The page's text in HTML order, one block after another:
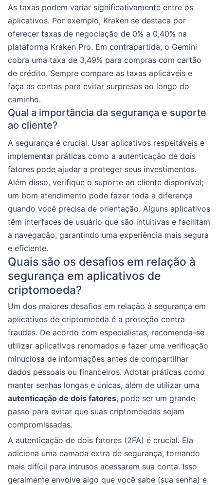
As taxas podem variar significativamente entre os
aplicativos. Por exemplo, Kraken se destaca por
oferecer taxas de negociação de 0% a 0,40% na
plataforma Kraken Pro. Em contrapartida, o Gemini
cobra uma taxa de 3,49% para compras com cartão
de crédito. Sempre compare as taxas aplicáveis e
faça as contas para evitar surpresas ao longo do
caminho.
Qual a importância da segurança e suporte
ao cliente?
A segurança é crucial. Usar aplicativos respeitáveis e
implementar práticas como a autenticação de dois
fatores pode ajudar a proteger seus investimentos.
Além disso, verifique o suporte ao cliente disponível;
um bom atendimento pode fazer toda a diferença
quando você precisa de orientação. Alguns aplicativos
têm interfaces de usuário que são intuitivas e facilitam
a navegação, garantindo uma experiência mais segura
e eficiente.
Quais são os desafios em relação à
segurança em aplicativos de
criptomoeda?
Um dos maiores desafios em relação à segurança em
aplicativos de criptomoeda é a proteção contra
fraudes. De acordo com especialistas, recomenda-se
utilizar aplicativos renomados e fazer uma verificação
minuciosa de informações antes de compartilhar
dados pessoais ou financeiros. Adotar práticas como
manter senhas longas e únicas, além de utilizar uma
autenticação de dois fatores, pode ser um grande
passo para evitar que suas criptomoedas sejam
compromissadas.
A autenticação de dois fatores (2FA) é crucial. Ela
adiciona uma camada extra de segurança, tornando
mais difícil para intrusos acessarem sua conta. Isso
geralmente envolve algo que você sabe (sua senha) e